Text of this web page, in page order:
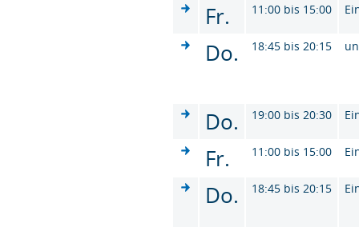
Fr. 11:00 bis 15:00
Do. 18:45 bis 20:15
Do. 19:00 bis 20:30
Fr. 11:00 bis 15:00
Do. 18:45 bis 20:15